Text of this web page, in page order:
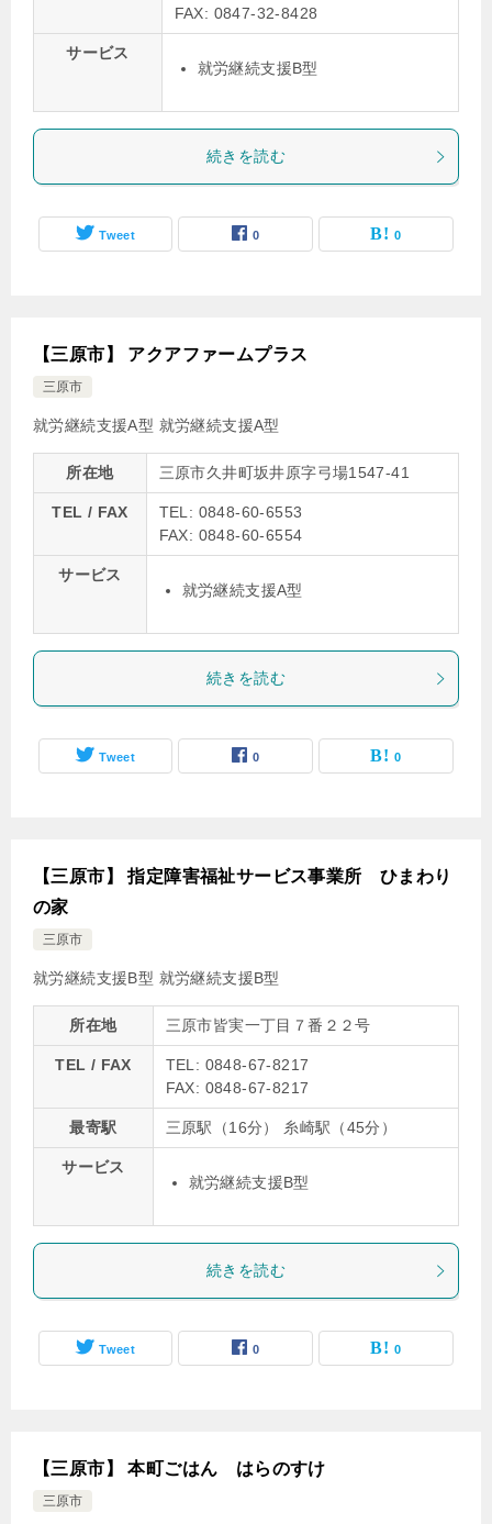
FAX: 0847-32-8428
サービス
就労継続支援B型
続きを読む
Tweet 0 0
【三原市】 アクアファームプラス
三原市
就労継続支援A型 就労継続支援A型
所在地 三原市久井町坂井原字弓場1547-41
TEL / FAX
TEL: 0848-60-6553
FAX: 0848-60-6554
サービス
就労継続支援A型
続きを読む
Tweet 0 0
【三原市】 指定障害福祉サービス事業所 ひまわり
の家
三原市
就労継続支援B型 就労継続支援B型
所在地 三原市皆実一丁目７番２２号
TEL / FAX
TEL: 0848-67-8217
FAX: 0848-67-8217
最寄駅 三原駅（16分） 糸崎駅（45分）
サービス
就労継続支援B型
続きを読む
Tweet 0 0
【三原市】 本町ごはん はらのすけ
三原市